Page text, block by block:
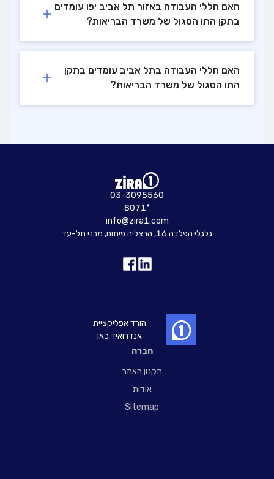
האם חללי העבודה באזור תל אביב יפו עומדים
בתקן התו הסגול של משרד הבריאות?
האם חללי העבודה בתל אביב עומדים בתקן
התו הסגול של משרד הבריאות?
חברה
תקנון האתר
אודות
Sitemap
03-3095560
8071*
info@zira1.com
גלגלי הפלדה 16, הרצליה פיתוח, מבני תל-עד
הורד אפליקציית
אנדרואיד כאן